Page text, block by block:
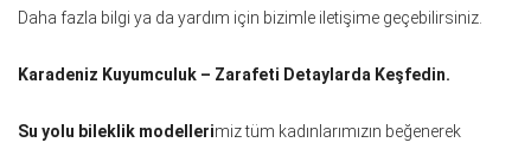
Daha fazla bilgi ya da yardım için bizimle iletişime geçebilirsiniz.
Karadeniz Kuyumculuk – Zarafeti Detaylarda Keşfedin.
Su yolu bileklik modellerimiz tüm kadınlarımızın beğenerek